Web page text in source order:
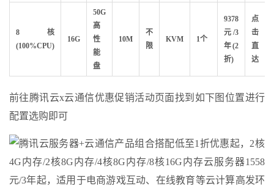
8核
(100%CPU)
16G
50G
高
性
能
盘
10M
不
限
KVM 1个
9378
元/3
年(2
折)
点
击
直
达
前往腾讯云x云通信优惠促销活动页面找到如下图位置进行
配置选购即可